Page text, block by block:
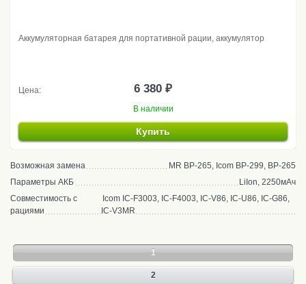
Аккумуляторная батарея для портативной рации, аккумулятор
Цена: 6 380 ₽
В наличии
Купить
Возможная замена
MR BP-265, Icom BP-299, BP-265
Параметры АКБ
LiIon, 2250мАч
Совместимость с
рациями
Icom IC-F3003, IC-F4003, IC-V86, IC-U86, IC-G86,
IC-V3MR
1
2